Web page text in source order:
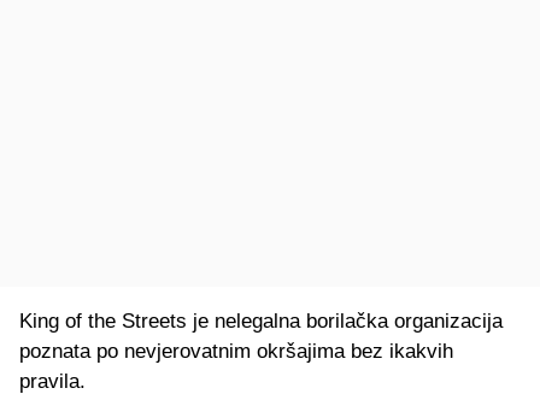
King of the Streets je nelegalna borilačka organizacija
poznata po nevjerovatnim okršajima bez ikakvih
pravila.